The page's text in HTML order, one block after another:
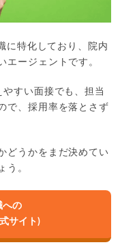
に特化しており、院内
エージェントです。
すい面接でも、担当
で、採用率を落とさず
どうかをまだ決めてい
う。
への
サイト)